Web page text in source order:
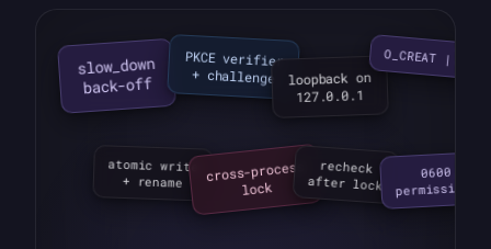
slow_down
back-off + challenge loopback on
127.0.0.1
O_CREAT |
+ rename cross-process
lock
recheck
after lock 0600
permissions